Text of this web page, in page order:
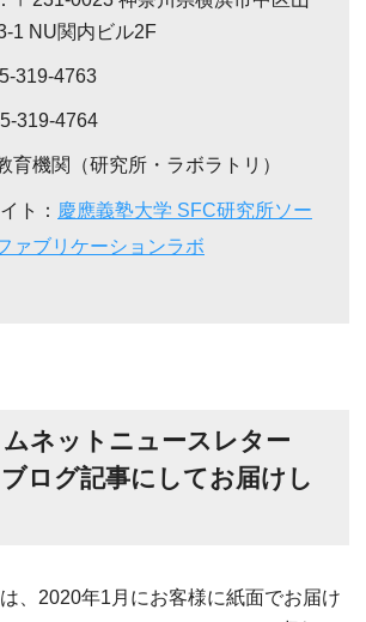
1 NU関内ビル2F
319-4763
319-4764
育機関（研究所・ラボラトリ）
ト： 慶應義塾大学 SFC研究所ソー
ァブリケーションラボ
ネットニュースレター
ログ記事にしてお届けし
、2020年1月にお客様に紙面でお届け